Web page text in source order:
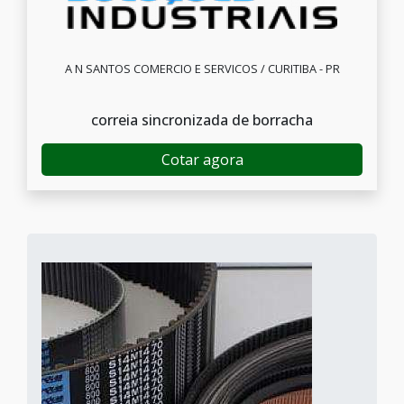
A N SANTOS COMERCIO E SERVICOS / CURITIBA - PR
correia sincronizada de borracha
Cotar agora